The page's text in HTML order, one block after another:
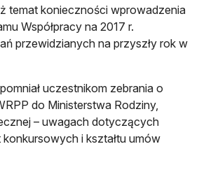
temat konieczności wprowadzenia
Współpracy na 2017 r.
przewidzianych na przyszły rok w
uczestnikom zebrania o
do Ministerstwa Rodziny,
– uwagach dotyczących
i kształtu umów